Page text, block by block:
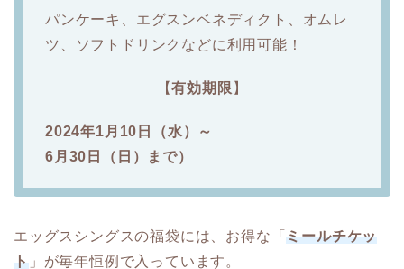
パンケーキ、エグスンベネディクト、オムレ
ツ、ソフトドリンクなどに利用可能！
【有効期限 】
2024年1月10日（水）～
6月30日（日）まで）
エッグスシングスの福袋には、お得な「ミールチケッ
ト」が毎年恒例で入っています。